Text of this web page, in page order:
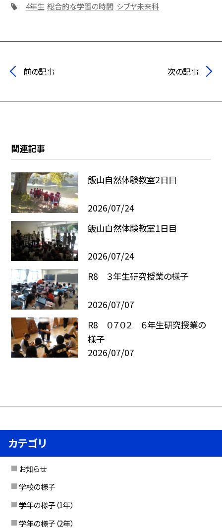
4年生 総合的な学習の時間 シブヤ未来科
前の記事 次の記事
関連記事
飯山自然体験教室2日目
2026/07/24
飯山自然体験教室1日目
2026/07/24
R8 ３年生研究授業の様子
2026/07/07
R8 ０７０２ ６年生研究授業の
様子
2026/07/07
カテゴリ
お知らせ
学校の様子
学年の様子（1年）
学年の様子（2年）